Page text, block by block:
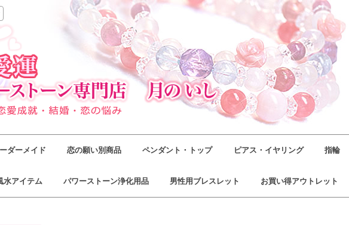
ダーメイド 恋の願い別商品 ペンダント・トップ ピアス・イヤリング 指輪
水アイテム パワーストーン浄化用品 男性用ブレスレット お買い得アウトレット